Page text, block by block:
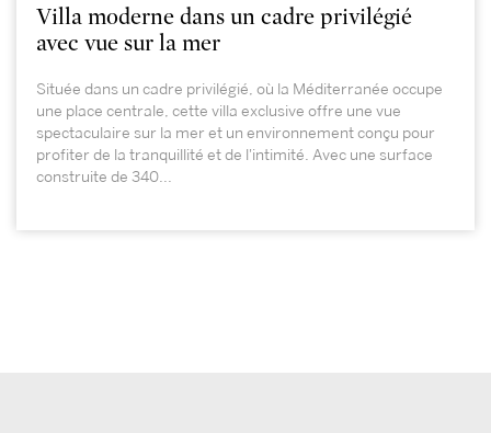
Villa moderne dans un cadre privilégié
avec vue sur la mer
Située dans un cadre privilégié, où la Méditerranée occupe
une place centrale, cette villa exclusive offre une vue
spectaculaire sur la mer et un environnement conçu pour
profiter de la tranquillité et de l'intimité. Avec une surface
construite de 340...